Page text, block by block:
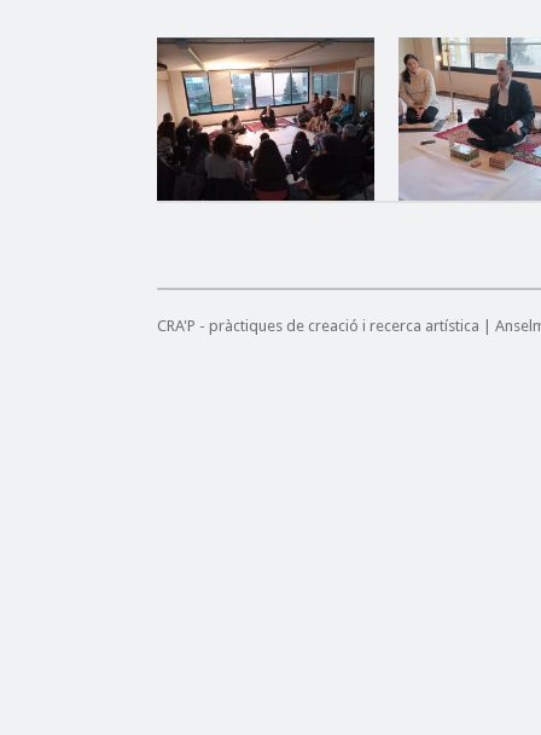
CRA'P - pràctiques de creació i recerca artística |